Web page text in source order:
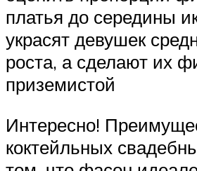
платья до середины
украсят девушек
роста, а сделают их
приземистой
Интересно!
коктейльных